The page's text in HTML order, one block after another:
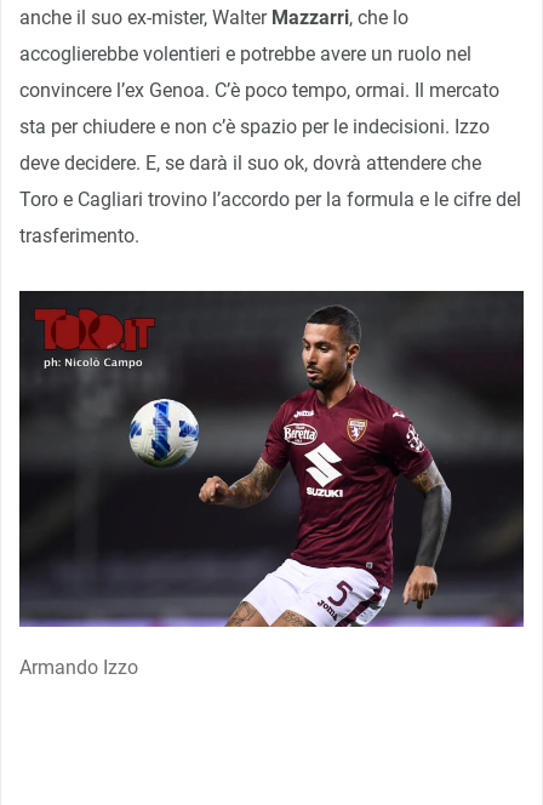
anche il suo ex-mister, Walter Mazzarri, che lo
accoglierebbe volentieri e potrebbe avere un ruolo nel
convincere l’ex Genoa. C’è poco tempo, ormai. Il mercato
sta per chiudere e non c’è spazio per le indecisioni. Izzo
deve decidere. E, se darà il suo ok, dovrà attendere che
Toro e Cagliari trovino l’accordo per la formula e le cifre del
trasferimento.
Armando Izzo